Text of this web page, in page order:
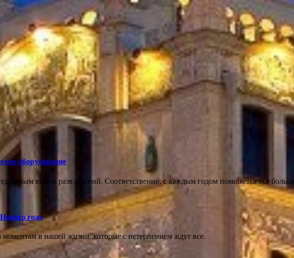
оборудование
видом развлечений. Соответственно, с каждым годом появляется всё
года
в нашей жизни, которые с нетерпением ждут все.